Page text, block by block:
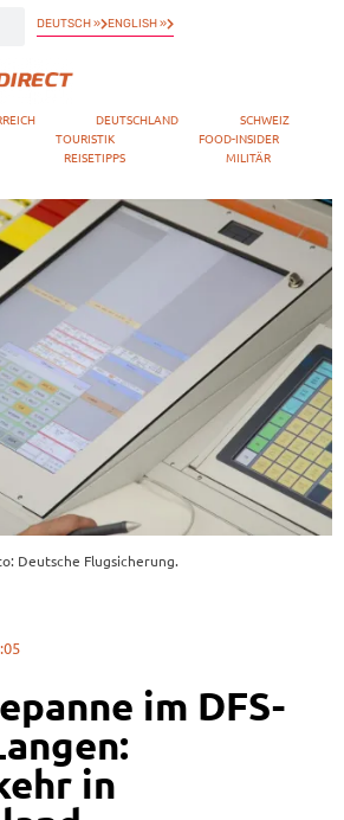
DEUTSCH » ENGLISH »
DEUTSCHLAND
SCHWEIZ
TOURISTIK
FOOD-INSIDER
REISETIPPS MILITÄR
Deutsche Flugsicherung.
im DFS-
in